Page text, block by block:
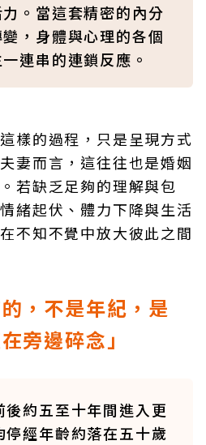
。當這套精密的內分
，身體與心理的各個
連串的連鎖反應。
樣的過程，只是呈現方式
妻而言，這往往也是婚姻
若缺乏足夠的理解與包
緒起伏、體力下降與生活
不知不覺中放大彼此之間
，不是年紀，是
旁邊碎念」
約五至十年間進入更
停經年齡約落在五十歲